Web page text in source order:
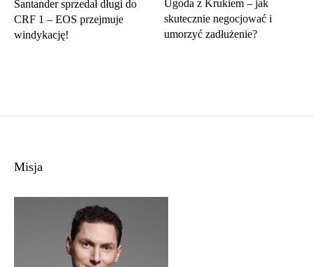
Santander sprzedał długi do
CRF 1 – EOS przejmuje
windykację!
Ugoda z Krukiem – jak
skutecznie negocjować i
umorzyć zadłużenie?
Misja